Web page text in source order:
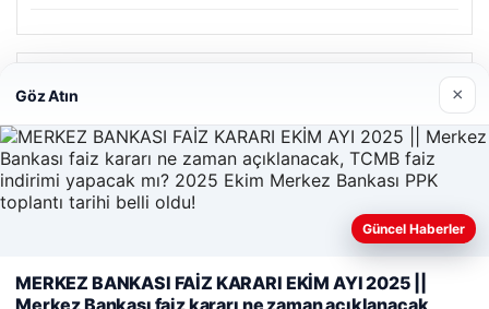
Web sitemizi nasıl kullandığınızı daha iyi anlayabilmek,
Göz Atın ×
Güncel Haberler
MERKEZ BANKASI FAİZ KARARI EKİM AYI 2025 ||
Merkez Bankası faiz kararı ne zaman açıklanacak,